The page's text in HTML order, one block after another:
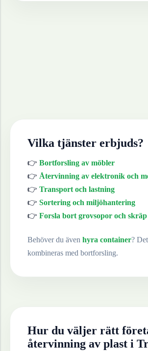
Vilka tjänster erbjuds?
👉 Bortforsling av möbler
👉 Återvinning av elektronik och
👉 Transport och lastning
👉 Sortering och miljöhantering
👉 Forsla bort grovsopor och skräp
Behöver du även hyra container?
kombineras med bortforsling.
Hur du väljer rätt
återvinning av plast i